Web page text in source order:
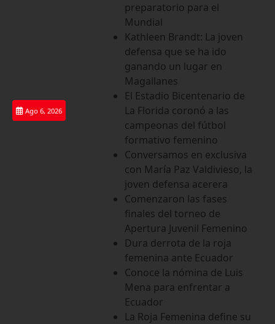
Ago 6, 2026
preparatorio para el
Mundial
Kathleen Brandt: La joven
defensa que se ha ido
ganando un lugar en
Magallanes
El Estadio Bicentenario de
La Florida coronó a las
campeonas del fútbol
formativo femenino
Conversamos en exclusiva
con María Paz Valdivieso, la
joven defensa acerera
Comenzaron las fases
finales del torneo de
Apertura Juvenil Femenino
Dura derrota de la roja
femenina ante Ecuador
Conoce la nómina de Luis
Mena para enfrentar a
Ecuador
La Roja Femenina define su